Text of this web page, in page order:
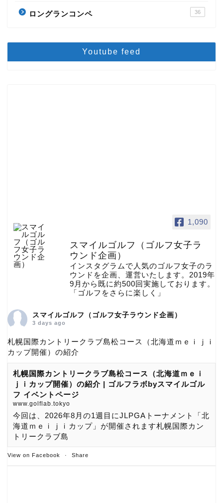
ロングランコンペ 36
Youtube feed
1,090
スマイルゴルフ（ゴルフ女子ラ
ウンド企画）
インスタグラムで人気のゴルフ女子のラ
ウンドを企画、運営いたします。2019年
9月から既に約500回実施しております。
「ゴルフをさらに楽しく」
スマイルゴルフ（ゴルフ女子ラウンド企画）
3 days ago
札幌国際カントリークラブ島松コース（北海道ｍｅｉｊｉ
カップ開催）の紹介
札幌国際カントリークラブ島松コース（北海道ｍｅｉ
ｊｉカップ開催）の紹介 | ゴルフラボbyスマイルゴル
フ イベントページ
www.golflab.tokyo
今回は、2026年8月の1週目にJLPGAトーナメント「北
海道ｍｅｉｊｉカップ」が開催されます札幌国際カン
トリークラブ島
View on Facebook · Share